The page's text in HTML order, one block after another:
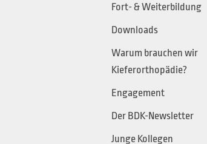
Fort- & Weiterbildung
Downloads
Warum brauchen wir
Kieferorthopädie?
Engagement
Der BDK-Newsletter
Junge Kollegen